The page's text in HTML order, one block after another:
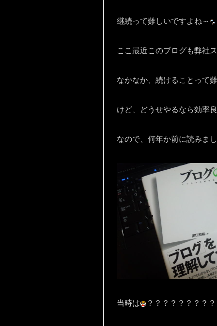
継続って難しいですよね～
ここ最近このブログも弊社
なかなか、続けることって
けど、どうせやるなら効率
なので、何年か前に読みま
当時は ？？？？？？？？